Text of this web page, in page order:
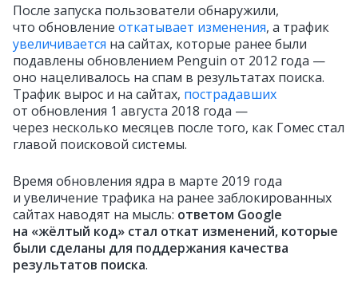
После запуска пользователи обнаружили,
что обновление откатывает изменения, а трафик
увеличивается на сайтах, которые ранее были
подавлены обновлением Penguin от 2012 года —
оно нацеливалось на спам в результатах поиска.
Трафик вырос и на сайтах, пострадавших
от обновления 1 августа 2018 года —
через несколько месяцев после того, как Гомес стал
главой поисковой системы.
Время обновления ядра в марте 2019 года
и увеличение трафика на ранее заблокированных
сайтах наводят на мысль: ответом Google
на «жёлтый код» стал откат изменений, которые
были сделаны для поддержания качества
результатов поиска.